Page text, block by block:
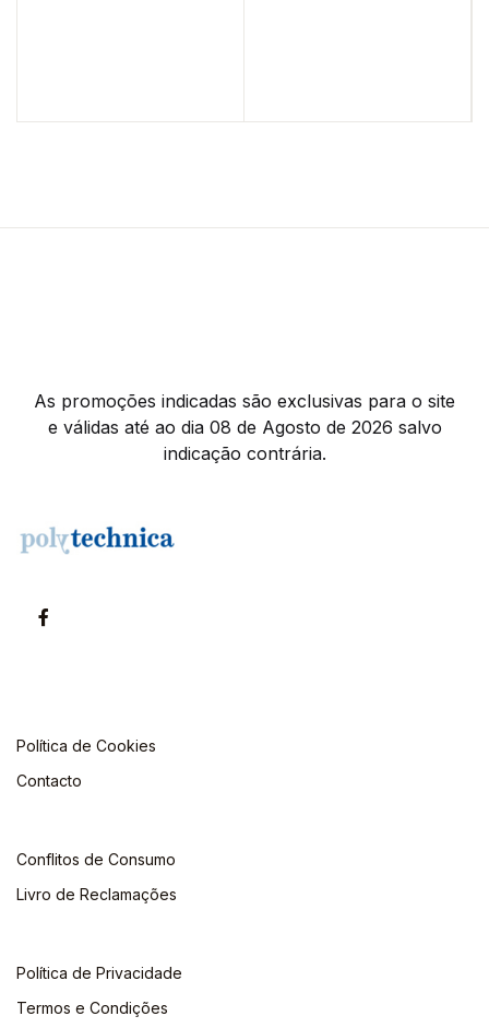
As promoções indicadas são exclusivas para o site
e válidas até ao dia 08 de Agosto de 2026 salvo
indicação contrária.
Política de Cookies
Contacto
Conflitos de Consumo
Livro de Reclamações
Política de Privacidade
Termos e Condições